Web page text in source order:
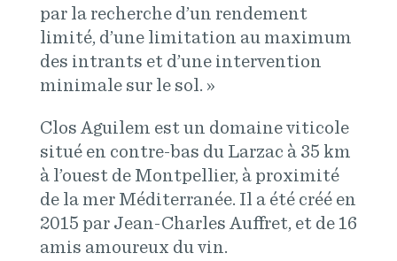
par la recherche d’un rendement
limité, d’une limitation au maximum
des intrants et d’une intervention
minimale sur le sol. »
Clos Aguilem est un domaine viticole
situé en contre-bas du Larzac à 35 km
à l’ouest de Montpellier, à proximité
de la mer Méditerranée. Il a été créé en
2015 par Jean-Charles Auffret, et de 16
amis amoureux du vin.